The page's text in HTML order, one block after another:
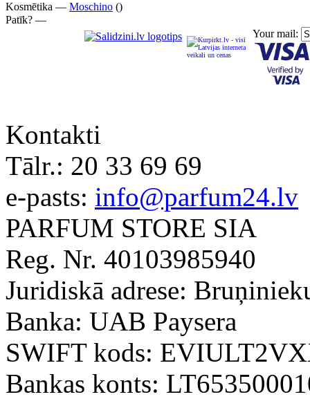
Kosmētika — Moschino ()
Patīk? —
Your mail:
Kontakti
Tālr.: 20 33 69 69
e-pasts: info@parfum24.lv
PARFUM STORE SIA
Reg. Nr. 40103985940
Juridiskā adrese:
Banka: UAB Paysera
SWIFT kods:
Bankas konts: